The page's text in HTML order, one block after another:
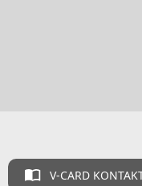
V-CARD